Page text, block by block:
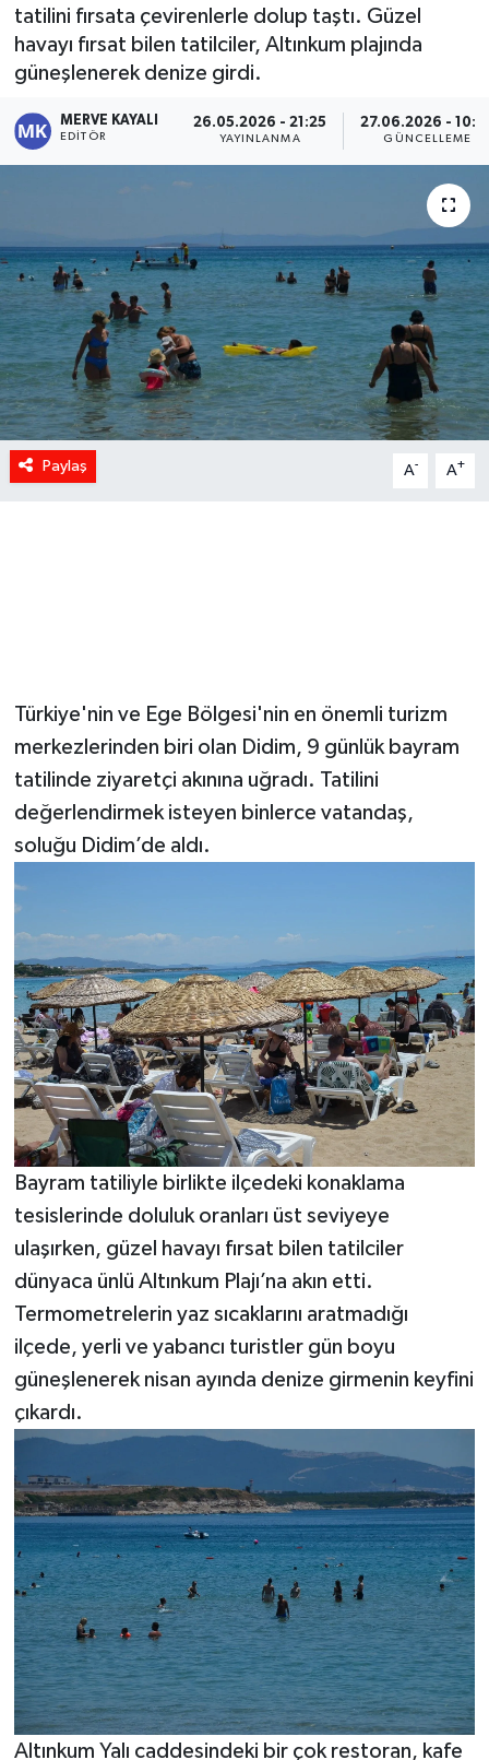
tatilini fırsata çevirenlerle dolup taştı. Güzel
havayı fırsat bilen tatilciler, Altınkum plajında
güneşlenerek denize girdi.
MERVE KAYALI
EDITÖR
26.05.2026 - 21:25
YAYINLANMA
27.06.2026 -
GÜNCELLEME
Paylaş A- A+
Türkiye'nin ve Ege Bölgesi'nin en önemli turizm
merkezlerinden biri olan Didim, 9 günlük bayram
tatilinde ziyaretçi akınına uğradı. Tatilini
değerlendirmek isteyen binlerce vatandaş,
soluğu Didim’de aldı.
Bayram tatiliyle birlikte ilçedeki konaklama
tesislerinde doluluk oranları üst seviyeye
ulaşırken, güzel havayı fırsat bilen tatilciler
dünyaca ünlü Altınkum Plajı’na akın etti.
Termometrelerin yaz sıcaklarını aratmadığı
ilçede, yerli ve yabancı turistler gün boyu
güneşlenerek nisan ayında denize girmenin keyfini
çıkardı.
Altınkum Yalı caddesindeki bir çok restoran, kafe